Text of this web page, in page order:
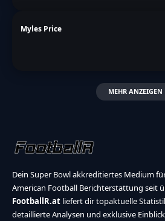
Myles Price
MEHR ANZEIGEN
Dein Super Bowl akkreditiertes Medium
American Football Berichterstattung seit
FootballR.at liefert dir topaktuelle
detaillierte Analysen und exklusive